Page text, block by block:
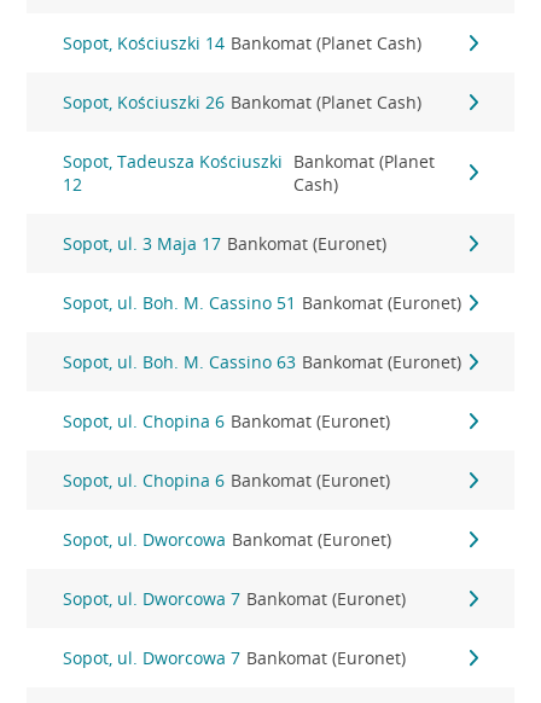
Sopot, Kościuszki 14 Bankomat (Planet Cash)
Sopot, Kościuszki 26 Bankomat (Planet Cash)
Sopot, Tadeusza Kościuszki
12
Bankomat (Planet
Cash)
Sopot, ul. 3 Maja 17 Bankomat (Euronet)
Sopot, ul. Boh. M. Cassino 51 Bankomat (Euronet)
Sopot, ul. Boh. M. Cassino 63 Bankomat (Euronet)
Sopot, ul. Chopina 6 Bankomat (Euronet)
Sopot, ul. Chopina 6 Bankomat (Euronet)
Sopot, ul. Dworcowa Bankomat (Euronet)
Sopot, ul. Dworcowa 7 Bankomat (Euronet)
Sopot, ul. Dworcowa 7 Bankomat (Euronet)